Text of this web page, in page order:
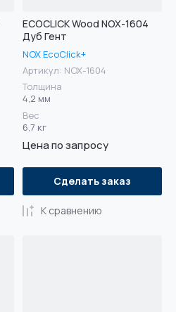
ECOCLICK Wood NOX-1604
Дуб Гент
NOX EcoClick+
Артикул: NOX-1604
Толщина
4,2 мм
Вес
6,7 кг
Цена по запросу
Сделать заказ
К сравнению